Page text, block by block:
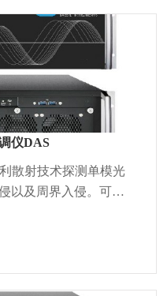
仪DAS
散射技术探测单模光
以及周界入侵。可以
高空间分辨率的精...